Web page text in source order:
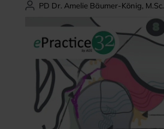
PD Dr. Amelie Bäumer-König, M.Sc.